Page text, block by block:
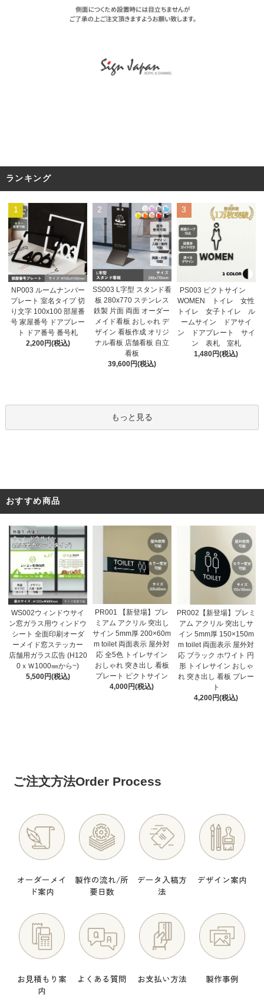
ランキング
1
NP003 ルームナンバー
プレート 室名タイプ 切
り文字 100x100 部屋番
号 家屋番号 ドアプレー
ト ドア番号 番号札
2,200円(税込)
2
SS003 L字型 スタンド看
板 280x770 ステンレス
鉄製 片面 両面 オーダー
メイド看板 おしゃれ デ
ザイン 看板作成 オリジ
ナル看板 店舗看板 自立
看板
39,600円(税込)
3
PS003 ピクトサイン
WOMEN トイレ 女性
トイレ 女子トイレ ル
ームサイン ドアサイ
ン ドアプレート サイ
ン 表札 室札
1,480円(税込)
もっと見る
おすすめ商品
WS002ウィンドウサイ
ン窓ガラス用ウィンドウ
シート 全面印刷オーダ
ーメイド窓ステッカー
店舗用ガラス広告 (H120
0ｘＷ1000㎜から~)
5,500円(税込)
PR001 【新登場】プレ
ミアム アクリル 突出し
サイン 5mm厚 200×60m
m toilet 両面表示 屋外対
応 全5色 トイレサイン
おしゃれ 突き出し 看板
プレート ピクトサイン
4,000円(税込)
PR002【新登場】プレミ
アム アクリル 突出しサ
イン 5mm厚 150×150m
m toilet 両面表示 屋外対
応 ブラック ホワイト 円
形 トイレサイン おしゃ
れ 突き出し 看板 プレー
ト
4,200円(税込)
ご注文方法Order Process
オーダーメイ
ド案内
製作の流れ/所
要日数
データ入稿方
法
デザイン案内
お見積もり案
内
よくある質問 お支払い方法 製作事例